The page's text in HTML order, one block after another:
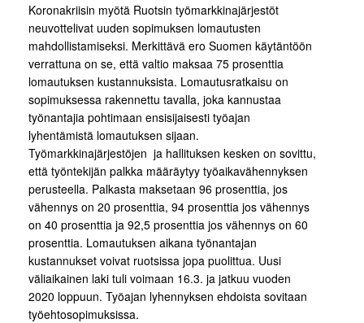
Koronakriisin myötä Ruotsin työmarkkinajärjestöt
neuvottelivat uuden sopimuksen lomautusten
mahdollistamiseksi. Merkittävä ero Suomen käytäntöön
verrattuna on se, että valtio maksaa 75 prosenttia
lomautuksen kustannuksista. Lomautusratkaisu on
sopimuksessa rakennettu tavalla, joka kannustaa
työnantajia pohtimaan ensisijaisesti työajan
lyhentämistä lomautuksen sijaan.
Työmarkkinajärjestöjen ja hallituksen kesken on sovittu,
että työntekijän palkka määräytyy työaikavähennyksen
perusteella. Palkasta maksetaan 96 prosenttia, jos
vähennys on 20 prosenttia, 94 prosenttia jos vähennys
on 40 prosenttia ja 92,5 prosenttia jos vähennys on 60
prosenttia. Lomautuksen aikana työnantajan
kustannukset voivat ruotsissa jopa puolittua. Uusi
väliaikainen laki tuli voimaan 16.3. ja jatkuu vuoden
2020 loppuun. Työajan lyhennyksen ehdoista sovitaan
työehtosopimuksissa.